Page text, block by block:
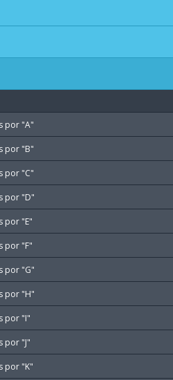
por "A"
por "B"
por "C"
por "D"
por "E"
por "F"
por "G"
por "H"
por "I"
por "J"
por "K"